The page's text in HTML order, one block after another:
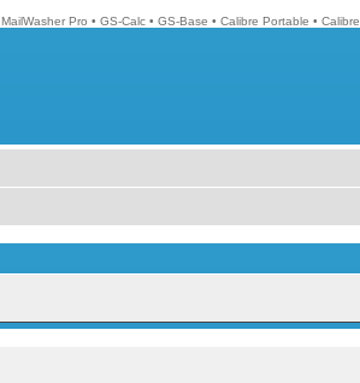
MailWasher Pro • GS-Calc • GS-Base • Calibre Portable • Calibre